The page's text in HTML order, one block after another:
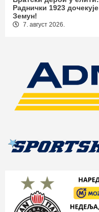
Раднички 1923 дочекује
Земун!
7. август 2026.